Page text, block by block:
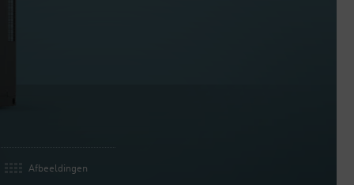
Afbeeldingen